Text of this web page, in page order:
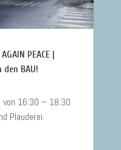
PEACE |
BAU!
16:30 – 18:30
Plauderei.